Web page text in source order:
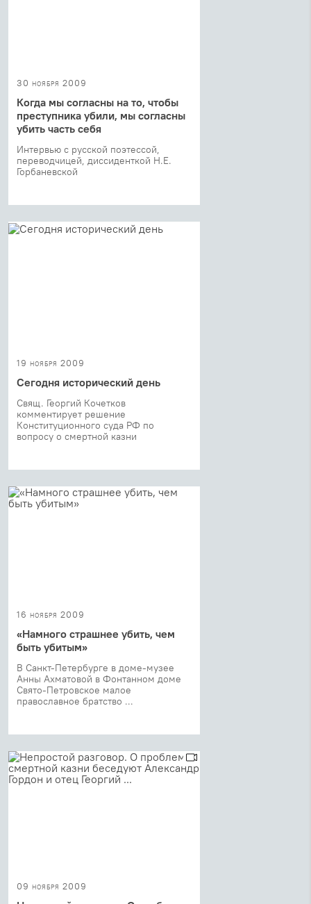
30 ноября 2009
Когда мы согласны на то, чтобы
преступника убили, мы согласны
убить часть себя
Интервью с русской поэтессой,
переводчицей, диссиденткой Н.Е.
Горбаневской
19 ноября 2009
Сегодня исторический день
Свящ. Георгий Кочетков
комментирует решение
Конституционного суда РФ по
вопросу о смертной казни
16 ноября 2009
«Намного страшнее убить, чем
быть убитым»
В Санкт-Петербурге в доме-музее
Анны Ахматовой в Фонтанном доме
Свято-Петровское малое
православное братство ...
09 ноября 2009